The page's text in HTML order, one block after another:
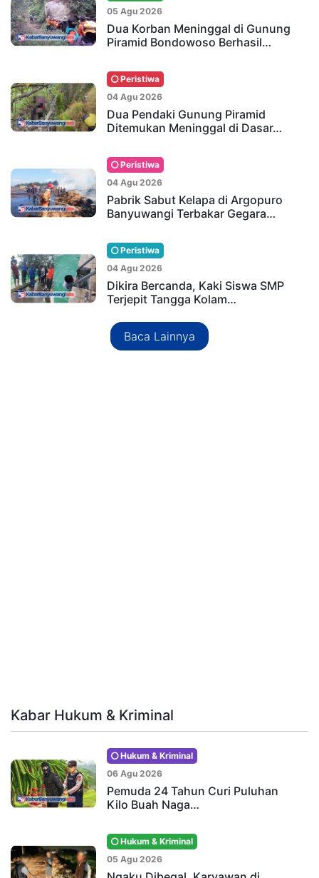
05 Agu 2026
Dua Korban Meninggal di Gunung
Piramid Bondowoso Berhasil…
Peristiwa
04 Agu 2026
Dua Pendaki Gunung Piramid
Ditemukan Meninggal di Dasar…
Peristiwa
04 Agu 2026
Pabrik Sabut Kelapa di Argopuro
Banyuwangi Terbakar Gegara…
Peristiwa
04 Agu 2026
Dikira Bercanda, Kaki Siswa SMP
Terjepit Tangga Kolam…
Baca Lainnya
Kabar Hukum & Kriminal
Hukum & Kriminal
06 Agu 2026
Pemuda 24 Tahun Curi Puluhan
Kilo Buah Naga…
Hukum & Kriminal
05 Agu 2026